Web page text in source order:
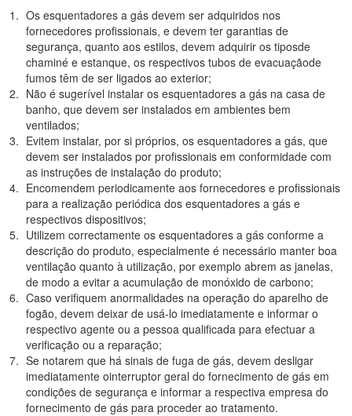
Os esquentadores a gás devem ser adquiridos nos
fornecedores profissionais, e devem ter garantias de
segurança, quanto aos estilos, devem adquirir os tiposde
chaminé e estanque, os respectivos tubos de evacuaçãode
fumos têm de ser ligados ao exterior;
Não é sugerível instalar os esquentadores a gás na casa de
banho, que devem ser instalados em ambientes bem
ventilados;
Evitem instalar, por si próprios, os esquentadores a gás, que
devem ser instalados por profissionais em conformidade com
as instruções de instalação do produto;
Encomendem periodicamente aos fornecedores e profissionais
para a realização periódica dos esquentadores a gás e
respectivos dispositivos;
Utilizem correctamente os esquentadores a gás conforme a
descrição do produto, especialmente é necessário manter boa
ventilação quanto à utilização, por exemplo abrem as janelas,
de modo a evitar a acumulação de monóxido de carbono;
Caso verifiquem anormalidades na operação do aparelho de
fogão, devem deixar de usá-lo imediatamente e informar o
respectivo agente ou a pessoa qualificada para efectuar a
verificação ou a reparação;
Se notarem que há sinais de fuga de gás, devem desligar
imediatamente ointerruptor geral do fornecimento de gás em
condições de segurança e informar a respectiva empresa do
fornecimento de gás para proceder ao tratamento.